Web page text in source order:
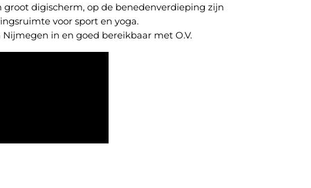
digischerm, op de benedenverdieping zijn
voor sport en yoga.
in en goed bereikbaar met O.V.